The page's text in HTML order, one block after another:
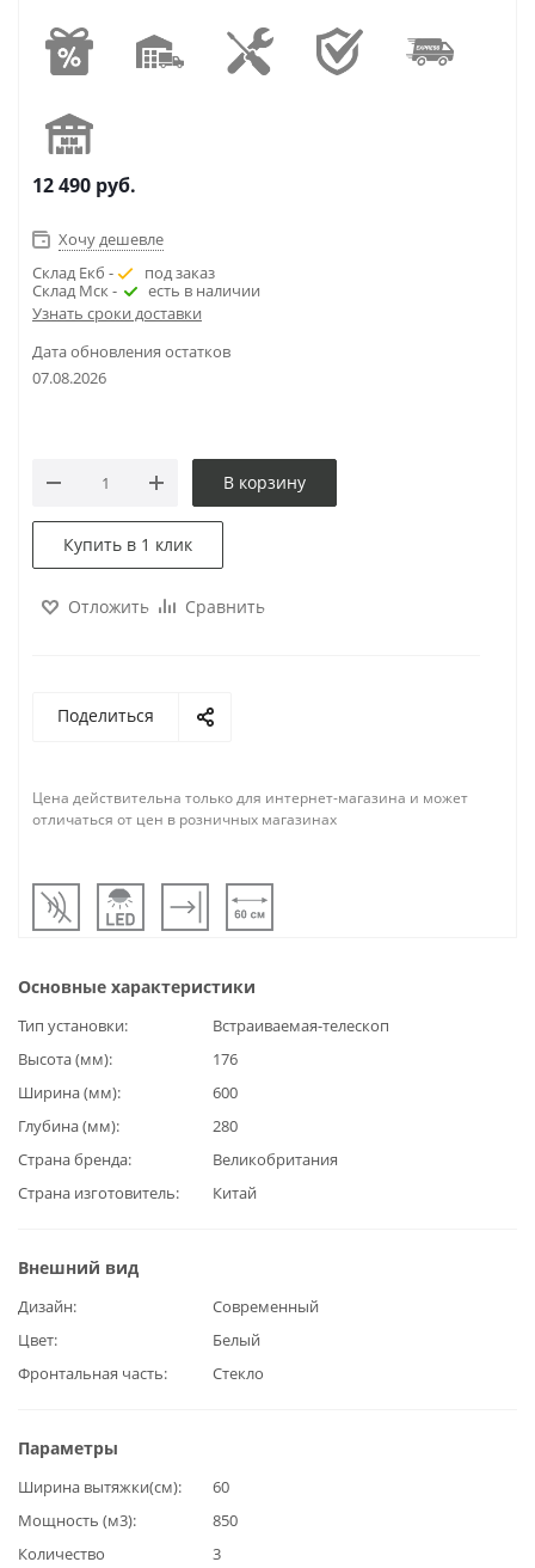
12 490 руб.
Хочу дешевле
Склад Екб -
под заказ
Склад Мск -
есть в наличии
Узнать сроки доставки
Дата обновления остатков
07.08.2026
В корзину
Купить в 1 клик
Отложить Сравнить
Поделиться
Цена действительна только для интернет-магазина и может
отличаться от цен в розничных магазинах
Основные характеристики
Тип установки
Встраиваемая-телескоп
Высота (мм)
176
Ширина (мм)
600
Глубина (мм)
280
Страна бренда
Великобритания
Страна изготовитель
Китай
Внешний вид
Дизайн
Современный
Цвет
Белый
Фронтальная часть
Стекло
Параметры
Ширина вытяжки(см)
60
Мощность (м3)
850
Количество
3